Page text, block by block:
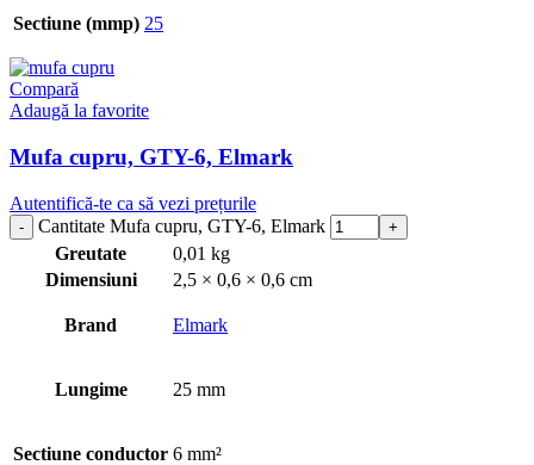
Sectiune (mmp) 25
Compară
Adaugă la favorite
Mufa cupru, GTY-6, Elmark
Autentifică-te ca să vezi prețurile
Cantitate Mufa cupru, GTY-6, Elmark
Greutate
0,01 kg
Dimensiuni
2,5 × 0,6 × 0,6 cm
Brand Elmark
Lungime 25 mm
Sectiune conductor 6 mm²